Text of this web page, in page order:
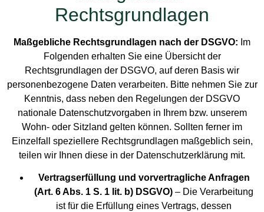
Rechtsgrundlagen
Maßgebliche Rechtsgrundlagen nach der DSGVO: Im
Folgenden erhalten Sie eine Übersicht der
Rechtsgrundlagen der DSGVO, auf deren Basis wir
personenbezogene Daten verarbeiten. Bitte nehmen Sie zur
Kenntnis, dass neben den Regelungen der DSGVO
nationale Datenschutzvorgaben in Ihrem bzw. unserem
Wohn- oder Sitzland gelten können. Sollten ferner im
Einzelfall speziellere Rechtsgrundlagen maßgeblich sein,
teilen wir Ihnen diese in der Datenschutzerklärung mit.
Vertragserfüllung und vorvertragliche Anfragen
(Art. 6 Abs. 1 S. 1 lit. b) DSGVO) – Die Verarbeitung
ist für die Erfüllung eines Vertrags, dessen